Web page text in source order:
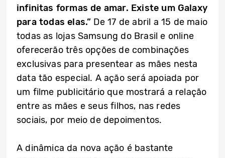
infinitas formas de amar. Existe um Galaxy
para todas elas.” De 17 de abril a 15 de maio
todas as lojas Samsung do Brasil e online
oferecerão três opções de combinações
exclusivas para presentear as mães nesta
data tão especial. A ação será apoiada por
um filme publicitário que mostrará a relação
entre as mães e seus filhos, nas redes
sociais, por meio de depoimentos.
A dinâmica da nova ação é bastante